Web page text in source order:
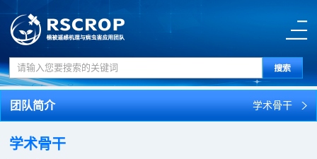
团队简介 学术骨干
学术骨干